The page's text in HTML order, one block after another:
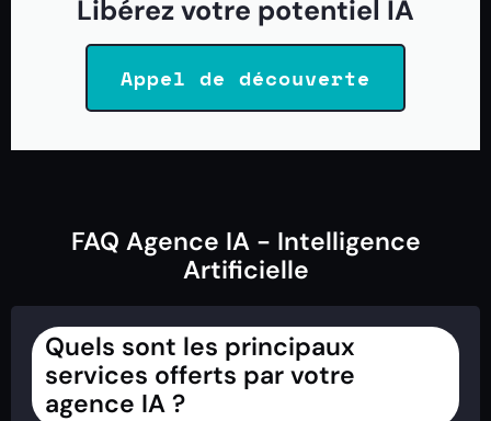
Libérez votre potentiel IA
Appel de découverte
FAQ Agence IA - Intelligence
Artificielle
Quels sont les principaux
services offerts par votre
agence IA ?